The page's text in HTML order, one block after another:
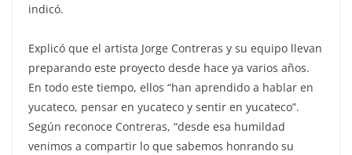
indicó.
Explicó que el artista Jorge Contreras y su equipo llevan
preparando este proyecto desde hace ya varios años.
En todo este tiempo, ellos “han aprendido a hablar en
yucateco, pensar en yucateco y sentir en yucateco”.
Según reconoce Contreras, “desde esa humildad
venimos a compartir lo que sabemos honrando su